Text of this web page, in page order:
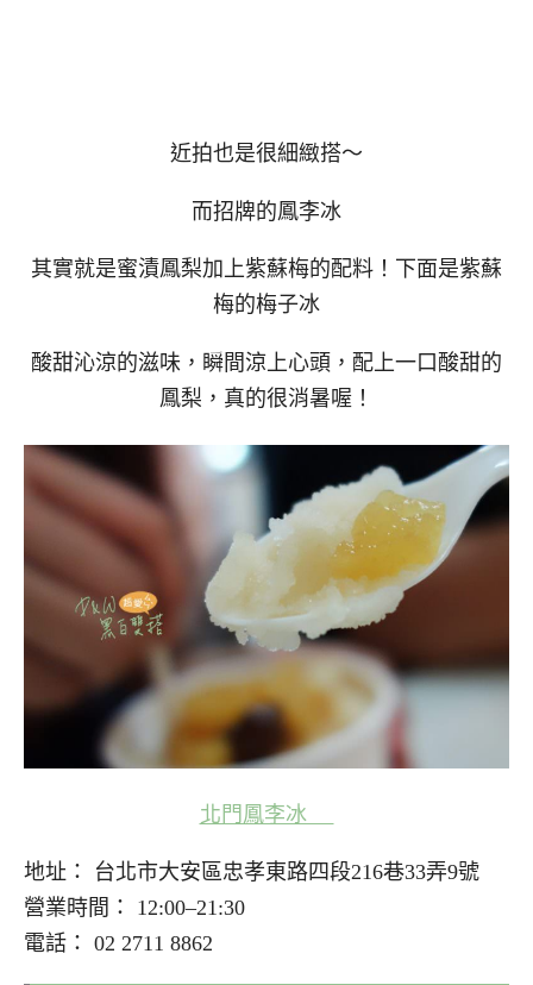
近拍也是很細緻搭～
而招牌的鳳李冰
其實就是蜜漬鳳梨加上紫蘇梅的配料！下面是紫蘇
梅的梅子冰
酸甜沁涼的滋味，瞬間涼上心頭，配上一口酸甜的
鳳梨，真的很消暑喔！
北門鳳李冰
地址： 台北市大安區忠孝東路四段216巷33弄9號
營業時間： 12:00–21:30
電話： 02 2711 8862